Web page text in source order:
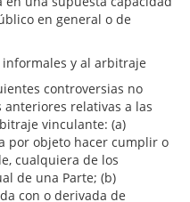
en general o de
informales y al arbitraje
controversias no
relativas a las
vinculante: (a)
por objeto hacer cumplir o
cualquiera de los
de una Parte; (b)
con o derivada de